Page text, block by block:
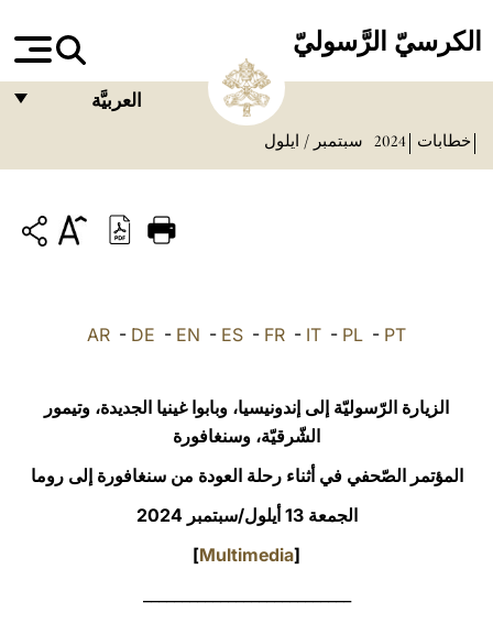
الكرسيّ الرَّسوليّ
العربيَّة
ITALIANO
POLSKI
中文
خطابات 2024 سبتمبر / ايلول
AR - DE - EN - ES - FR - IT - PL - PT
الزيارة الرّسوليّة إلى إندونيسيا، وبابوا غينيا الجديدة، وتيمور
الشّرقيّة، وسنغافورة
المؤتمر الصّحفي في أثناء رحلة العودة من سنغافورة إلى روما
الجمعة 13 أيلول/سبتمبر 2024
[
Multimedia
]